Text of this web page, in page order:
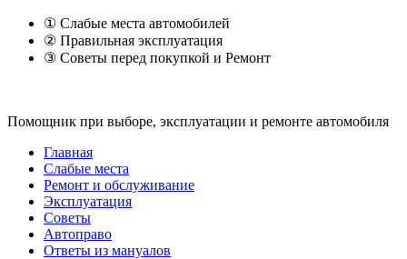
① Слабые места автомобилей
② Правильная эксплуатация
③ Советы перед покупкой и Ремонт
Помощник при выборе, эксплуатации и ремонте автомобиля
Главная
Слабые места
Ремонт и обслуживание
Эксплуатация
Советы
Автоправо
Ответы из мануалов